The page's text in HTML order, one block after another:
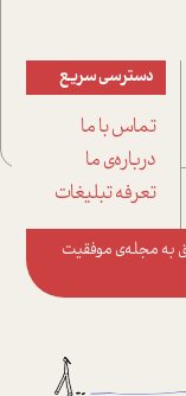
دسترسی سریع
تماس با ما
درباره‌ی ما
تعرفه تبلیغات
به مجله‌ی موفقیت